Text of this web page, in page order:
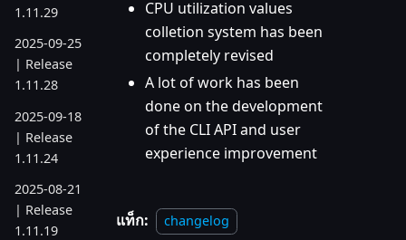
1.11.29
2025-09-25
| Release
1.11.28
2025-09-18
| Release
1.11.24
2025-08-21
| Release
1.11.19
CPU utilization values
colletion system has been
completely revised
A lot of work has been
done on the development
of the CLI API and user
experience improvement
แท็ก: changelog